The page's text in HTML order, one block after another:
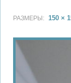
РАЗМЕРЫ: 150 ×